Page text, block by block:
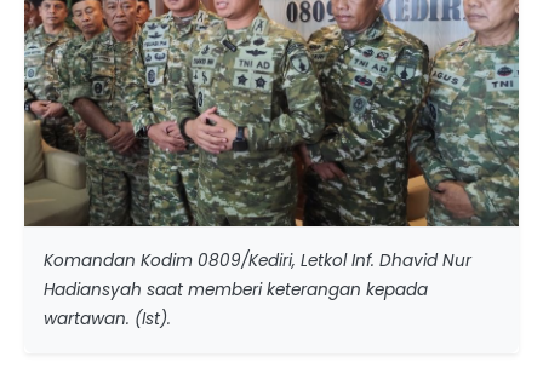
Komandan Kodim 0809/Kediri, Letkol Inf. Dhavid Nur
Hadiansyah saat memberi keterangan kepada
wartawan. (Ist).